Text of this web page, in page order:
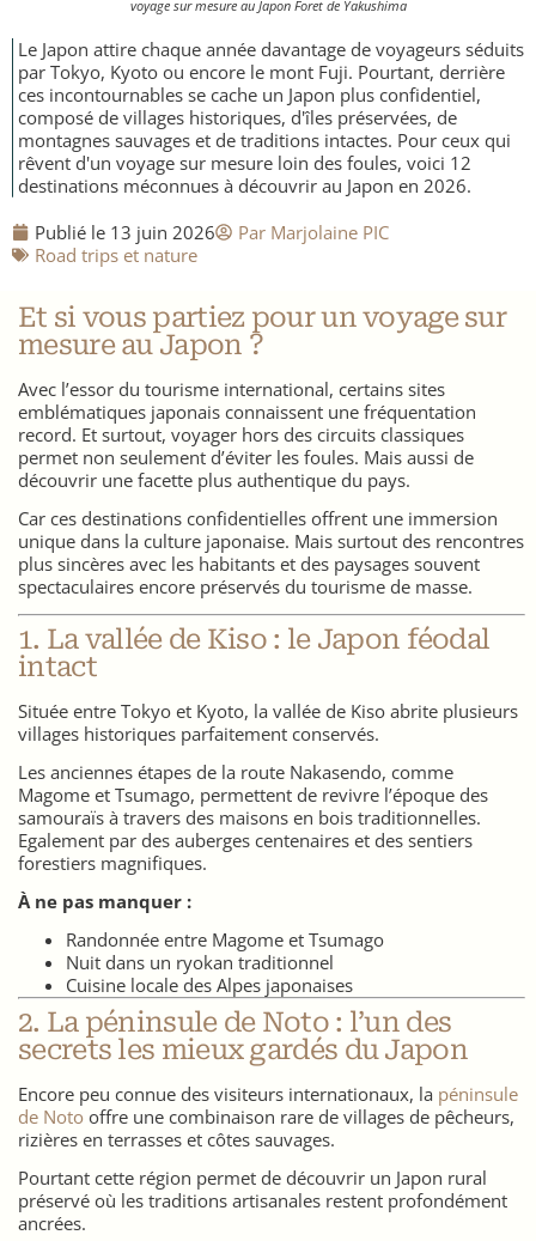
Nicaragua
voyage sur mesure au Japon Foret de Yakushima
Le Japon attire chaque année davantage de voyageurs séduits
par Tokyo, Kyoto ou encore le mont Fuji. Pourtant, derrière
ces incontournables se cache un Japon plus confidentiel,
composé de villages historiques, d'îles préservées, de
montagnes sauvages et de traditions intactes. Pour ceux qui
rêvent d'un voyage sur mesure loin des foules, voici 12
destinations méconnues à découvrir au Japon en 2026.
Publié le 13 juin 2026 Par Marjolaine PIC
​Road trips et nature
Et si vous partiez pour un voyage sur
mesure au Japon ?
Avec l’essor du tourisme international, certains sites
emblématiques japonais connaissent une fréquentation
record. Et surtout, voyager hors des circuits classiques
permet non seulement d’éviter les foules. Mais aussi de
découvrir une facette plus authentique du pays.
Car ces destinations confidentielles offrent une immersion
unique dans la culture japonaise. Mais surtout des rencontres
plus sincères avec les habitants et des paysages souvent
spectaculaires encore préservés du tourisme de masse.
1. La vallée de Kiso : le Japon féodal
intact
Située entre Tokyo et Kyoto, la vallée de Kiso abrite plusieurs
villages historiques parfaitement conservés.
Les anciennes étapes de la route Nakasendo, comme
Magome et Tsumago, permettent de revivre l’époque des
samouraïs à travers des maisons en bois traditionnelles.
Egalement par des auberges centenaires et des sentiers
forestiers magnifiques.
À ne pas manquer :
Randonnée entre Magome et Tsumago
Nuit dans un ryokan traditionnel
Cuisine locale des Alpes japonaises
2. La péninsule de Noto : l’un des
secrets les mieux gardés du Japon
Encore peu connue des visiteurs internationaux, la péninsule
de Noto offre une combinaison rare de villages de pêcheurs,
rizières en terrasses et côtes sauvages.
Pourtant cette région permet de découvrir un Japon rural
préservé où les traditions artisanales restent profondément
ancrées.